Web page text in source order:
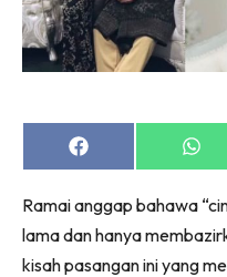
Share
on
Share
on
Ramai anggap bahawa
lama dan hanya
kisah pasangan ini yang